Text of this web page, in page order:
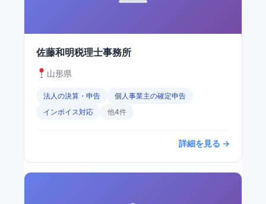
佐藤和明税理士事務所
山形県
法人の決算・申告
個人事業主の確定申告
インボイス対応
他4件
詳細を見る →